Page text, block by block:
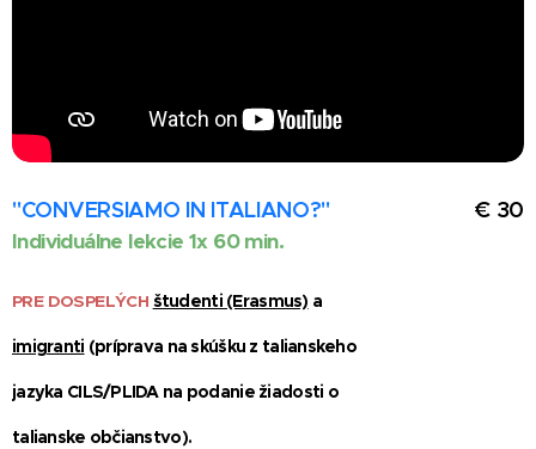
"CONVERSIAMO IN ITALIANO?"
Individuálne lekcie 1x 60 min.
PRE DOSPELÝCH študenti (Erasmus) a
imigranti (príprava na skúšku z talianskeho
jazyka CILS/PLIDA na podanie žiadosti o
talianske občianstvo).
€ 30